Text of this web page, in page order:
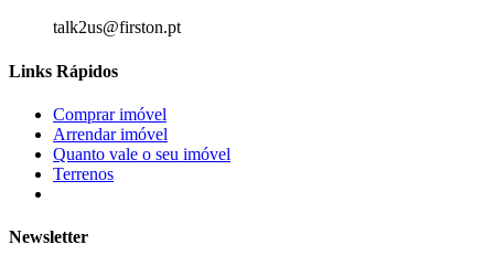
talk2us@firston.pt
Links Rápidos
Comprar imóvel
Arrendar imóvel
Quanto vale o seu imóvel
Terrenos
Newsletter